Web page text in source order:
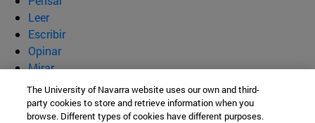
Leer
Escribir
Opinar
Mirar
Quiénes somos
BeBrave
The University of Navarra website uses our own and third-
party cookies to store and retrieve information when you
browse. Different types of cookies have different purposes.